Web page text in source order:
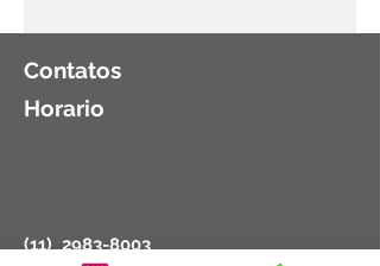
Contatos
Horario
(11)2983-8003